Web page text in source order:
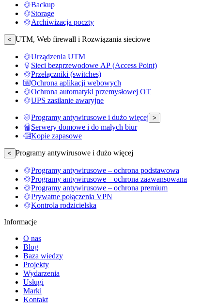
Backup
Storage
Archiwizacja poczty
< UTM, Web firewall i Rozwiązania sieciowe
Urządzenia UTM
Sieci bezprzewodowe AP (Access Point)
Przełączniki (switches)
Ochrona aplikacji webowych
Ochrona automatyki przemysłowej OT
UPS zasilanie awaryjne
Programy antywirusowe i dużo więcej >
Serwery domowe i do małych biur
Kopie zapasowe
< Programy antywirusowe i dużo więcej
Programy antywirusowe – ochrona podstawowa
Programy antywirusowe – ochrona zaawansowana
Programy antywirusowe – ochrona premium
Prywatne połączenia VPN
Kontrola rodzicielska
Informacje
O nas
Blog
Baza wiedzy
Projekty
Wydarzenia
Usługi
Marki
Kontakt